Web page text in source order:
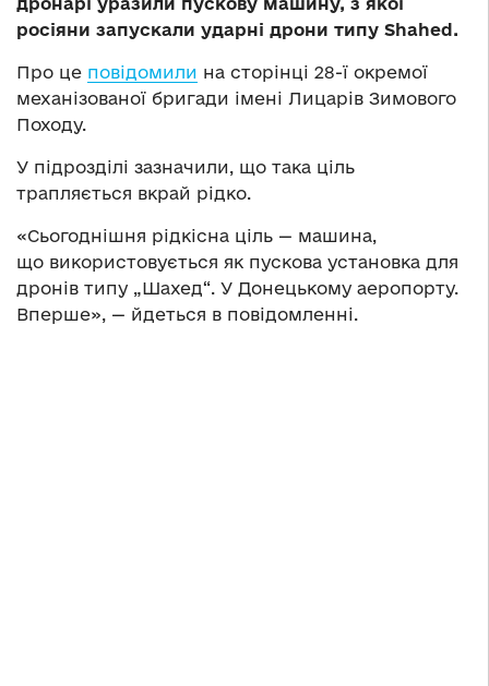
росіяни запускали ударні дрони типу Shahed.
Про це повідомили на сторінці 28-ї окремої
механізованої бригади імені Лицарів Зимового
Походу.
У підрозділі зазначили, що така ціль
трапляється вкрай рідко.
«Сьогоднішня рідкісна ціль — машина,
що використовується як пускова установка для
дронів типу „Шахед“. У Донецькому аеропорту.
Вперше», — йдеться в повідомленні.